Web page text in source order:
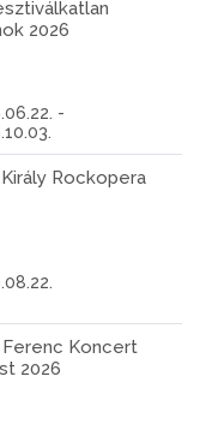
2026
-
Rockopera
Ferenc Koncert
2026